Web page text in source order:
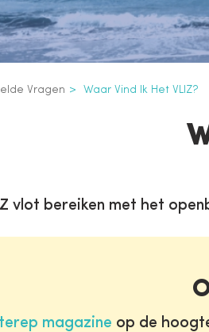
Vragen Waar Vind Ik Het VLIZ?
vlot bereiken met het
magazine op de